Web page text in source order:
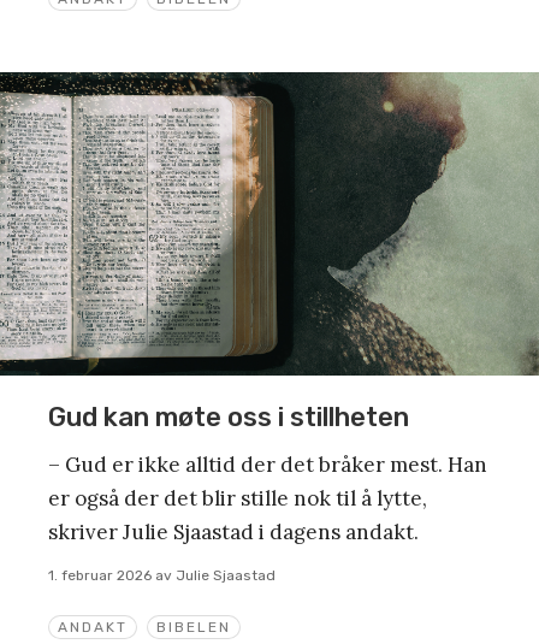
ANDAKT BIBELEN
Gud kan møte oss i stillheten
– Gud er ikke alltid der det bråker mest. Han
er også der det blir stille nok til å lytte,
skriver Julie Sjaastad i dagens andakt.
1. februar 2026 av Julie Sjaastad